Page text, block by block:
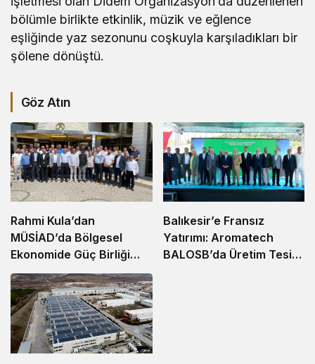
bölümle birlikte etkinlik, müzik ve eğlence
eşliğinde yaz sezonunu coşkuyla karşıladıkları bir
şölene dönüştü.
Göz Atın
Rahmi Kula’dan
MÜSİAD’da Bölgesel
Ekonomide Güç Birliği
Çağrısı
Balıkesir’e Fransız
Yatırımı: Aromatech
BALOSB’da Üretim Tesisi